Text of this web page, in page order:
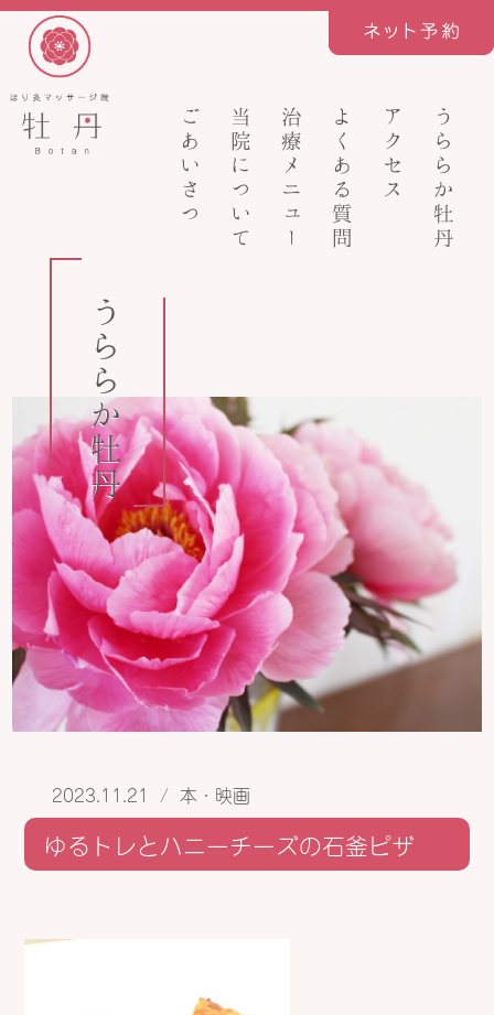
ごあいさつ 当院について 治療メニュー よくある質問 アクセス うららか牡丹
うららか牡丹
2023.11.21 / 本・映画
ゆるトレとハニーチーズの石釜ピザ